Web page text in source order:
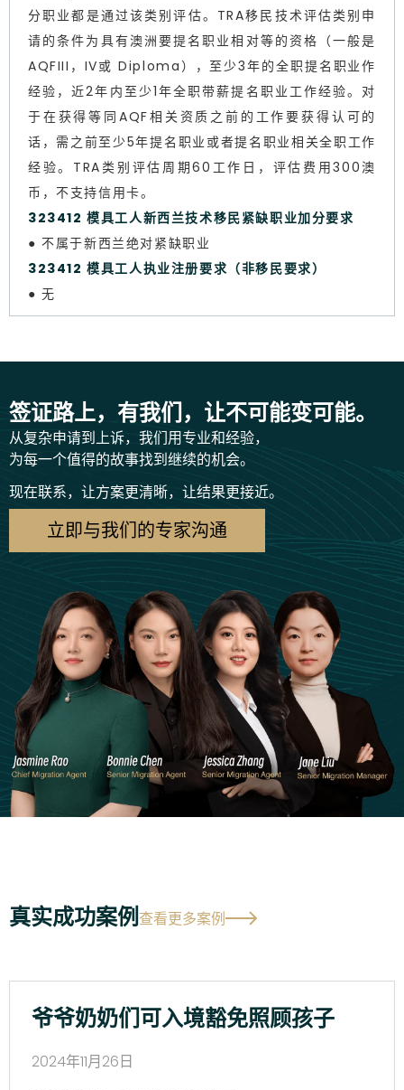
分职业都是通过该类别评估。TRA移民技术评估类别申
请的条件为具有澳洲要提名职业相对等的资格（一般是
AQFIII，IV或 Diploma），至少3年的全职提名职业作
经验，近2年内至少1年全职带薪提名职业工作经验。对
于在获得等同AQF相关资质之前的工作要获得认可的
话，需之前至少5年提名职业或者提名职业相关全职工作
经验。TRA类别评估周期60工作日，评估费用300澳
币，不支持信用卡。
323412 模具工人新西兰技术移民紧缺职业加分要求
● 不属于新西兰绝对紧缺职业
323412 模具工人执业注册要求（非移民要求）
● 无
签证路上，有我们，让不可能变可能。
从复杂申请到上诉，我们用专业和经验，
为每一个值得的故事找到继续的机会。
现在联系，让方案更清晰，让结果更接近。
立即与我们的专家沟通
真实成功案例查看更多案例
爷爷奶奶们可入境豁免照顾孩子
2024年11月26日